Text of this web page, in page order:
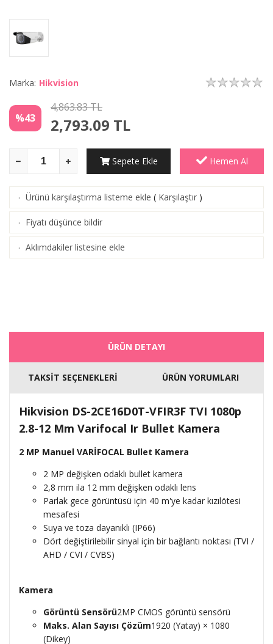
Marka: Hikvision
%43
4,863.83 TL
2,793.09 TL
Sepete Ekle Hemen Al
· Ürünü karşılaştırma listeme ekle ( Karşılaştır )
· Fiyatı düşünce bildir
· Aklımdakiler listesine ekle
ÜRÜN DETAYI
TAKSİT SEÇENEKLERİ ÜRÜN YORUMLARI
Hikvision DS-2CE16D0T-VFIR3F TVI 1080p
2.8-12 Mm Varifocal Ir Bullet Kamera
2 MP Manuel VARİFOCAL Bullet Kamera
2 MP değişken odaklı bullet kamera
2,8 mm ila 12 mm değişken odaklı lens
Parlak gece görüntüsü için 40 m'ye kadar kızılötesi
mesafesi
Suya ve toza dayanıklı (IP66)
Dört değiştirilebilir sinyal için bir bağlantı noktası (TVI /
AHD / CVI / CVBS)
Kamera
Görüntü Sensörü2MP CMOS görüntü sensörü
Maks. Alan Sayısı Çözüm1920 (Yatay) × 1080
(Dikey)